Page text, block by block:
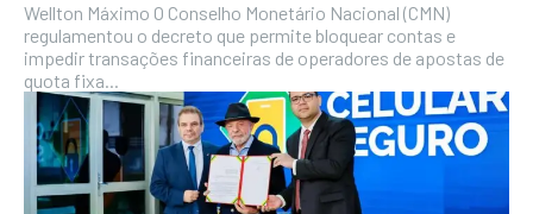
Wellton Máximo O Conselho Monetário Nacional (CMN)
regulamentou o decreto que permite bloquear contas e
impedir transações financeiras de operadores de apostas de
quota fixa...